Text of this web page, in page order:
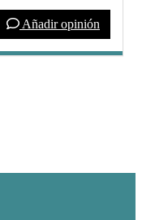
Añadir opinión